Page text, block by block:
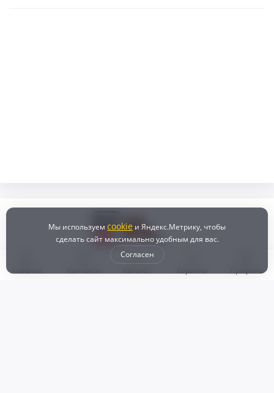
Мы используем cookie и Яндекс.Метрику, чтобы
сделать сайт максимально удобным для вас.
Согласен